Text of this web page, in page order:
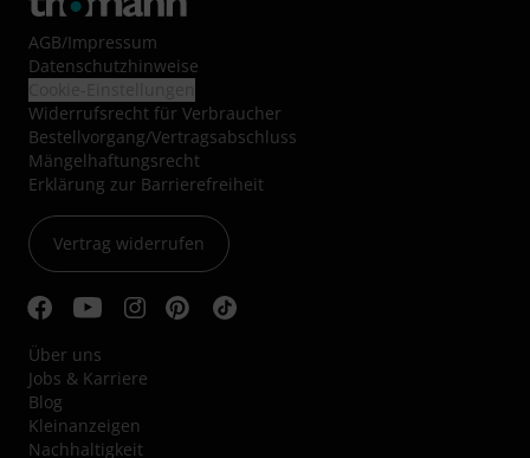
AGB/Impressum
Datenschutzhinweise
Widerrufsrecht für Verbraucher
Bestellvorgang/Vertragsabschluss
Mängelhaftungsrecht
Erklärung zur Barrierefreiheit
Vertrag widerrufen
Über uns
Jobs & Karriere
Blog
Kleinanzeigen
Nachhaltigkeit